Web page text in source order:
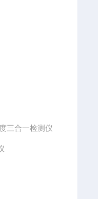
三合一检测仪